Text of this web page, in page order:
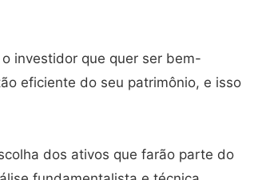
investidor que quer ser bem-
eficiente do seu patrimônio, e isso
dos ativos que farão parte do